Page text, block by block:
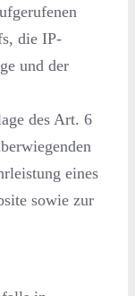
die IP-
und der
des Art. 6
eines
sowie zur